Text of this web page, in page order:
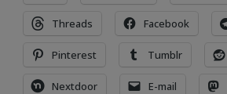
Threads Facebook
Pinterest Tumblr
Nextdoor E-mail